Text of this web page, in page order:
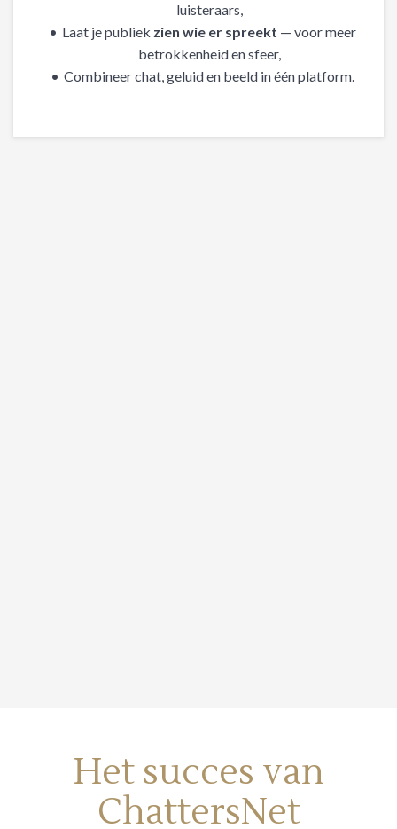
luisteraars,
Laat je publiek zien wie er spreekt — voor meer
betrokkenheid en sfeer,
Combineer chat, geluid en beeld in één platform.
Het succes van
ChattersNet